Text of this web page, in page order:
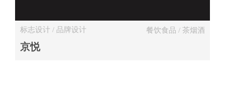
标志设计 / 品牌设计 餐饮食品 / 茶烟酒
京悦